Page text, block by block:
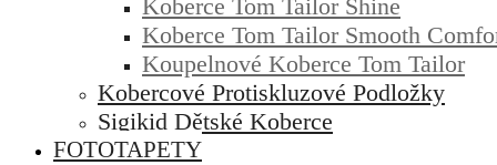
Koberce Tom Tailor Shine
Koberce Tom Tailor Smooth
Koupelnové Koberce Tom Tailor
Kobercové Protiskluzové Podložky
Sigikid Dětské Koberce
FOTOTAPETY